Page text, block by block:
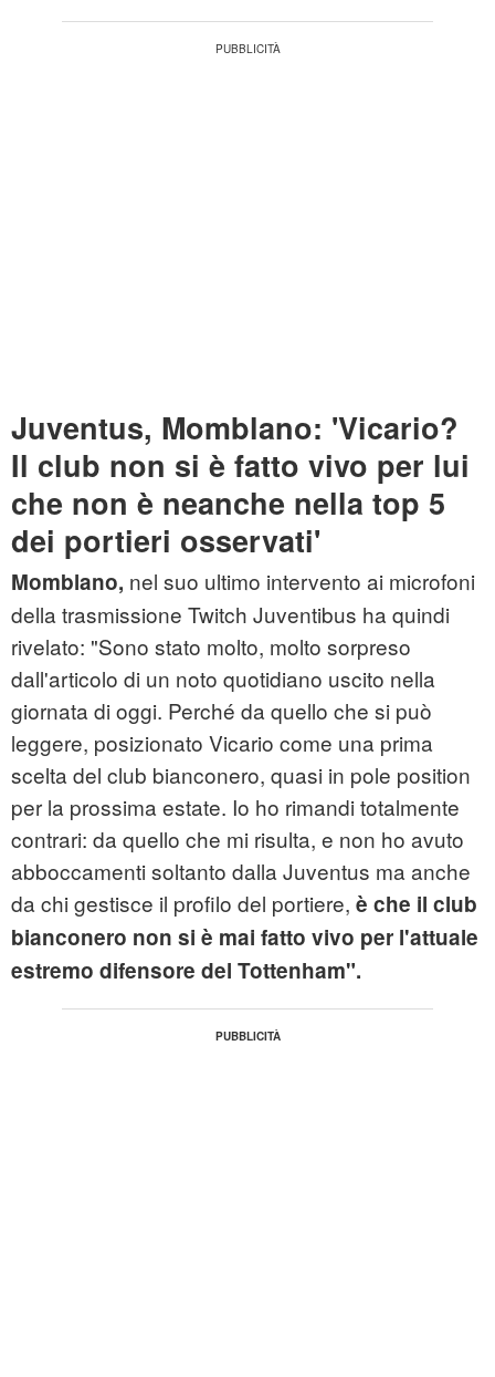
Juventus, Momblano: 'Vicario?
Il club non si è fatto vivo per lui
che non è neanche nella top 5
dei portieri osservati'
Momblano, nel suo ultimo intervento ai microfoni
della trasmissione Twitch Juventibus ha quindi
rivelato: "Sono stato molto, molto sorpreso
dall'articolo di un noto quotidiano uscito nella
giornata di oggi. Perché da quello che si può
leggere, posizionato Vicario come una prima
scelta del club bianconero, quasi in pole position
per la prossima estate. Io ho rimandi totalmente
contrari: da quello che mi risulta, e non ho avuto
abboccamenti soltanto dalla Juventus ma anche
da chi gestisce il profilo del portiere, è che il club
bianconero non si è mai fatto vivo per l'attuale
estremo difensore del Tottenham".